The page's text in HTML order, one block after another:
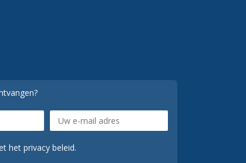
het privacy beleid.